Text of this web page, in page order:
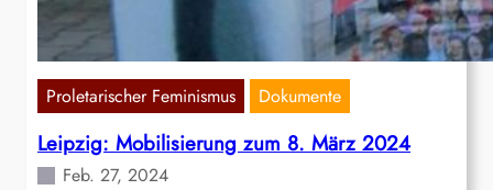
Proletarischer Feminismus Dokumente
Leipzig: Mobilisierung zum 8. März 2024
Feb. 27, 2024